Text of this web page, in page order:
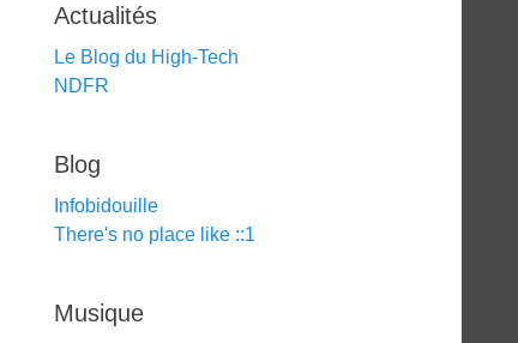
Actualités
Le Blog du High-Tech
NDFR
Blog
Infobidouille
There's no place like ::1
Musique